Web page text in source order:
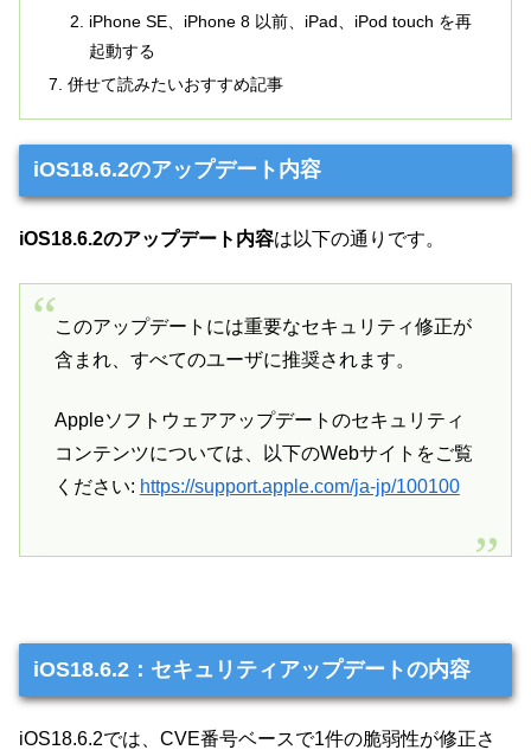
iPhone SE、iPhone 8 以前、iPad、iPod touch を再
起動する
併せて読みたいおすすめ記事
iOS18.6.2のアップデート内容
iOS18.6.2のアップデート内容は以下の通りです。
このアップデートには重要なセキュリティ修正が
含まれ、すべてのユーザに推奨されます。
Appleソフトウェアアップデートのセキュリティ
コンテンツについては、以下のWebサイトをご覧
ください: https://support.apple.com/ja-jp/100100
iOS18.6.2：セキュリティアップデートの内容
iOS18.6.2では、CVE番号ベースで1件の脆弱性が修正さ